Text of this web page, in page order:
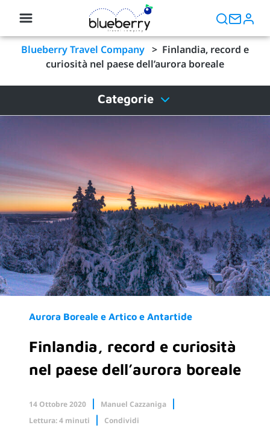
Blueberry Travel Company > Finlandia, record e
curiosità nel paese dell’aurora boreale
Categorie
Aurora Boreale e Artico e Antartide
Finlandia, record e curiosità
nel paese dell’aurora boreale
14 Ottobre 2020
Manuel Cazzaniga
Lettura: 4 minuti
Condividi